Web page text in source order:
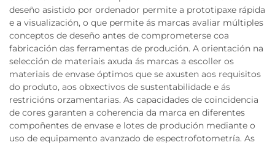
deseño asistido por ordenador permite a prototipaxe rápida
e a visualización, o que permite ás marcas avaliar múltiples
conceptos de deseño antes de comprometerse coa
fabricación das ferramentas de produción. A orientación na
selección de materiais axuda ás marcas a escoller os
materiais de envase óptimos que se axusten aos requisitos
do produto, aos obxectivos de sustentabilidade e ás
restricións orzamentarias. As capacidades de coincidencia
de cores garanten a coherencia da marca en diferentes
compoñentes de envase e lotes de produción mediante o
uso de equipamento avanzado de espectrofotometría. As